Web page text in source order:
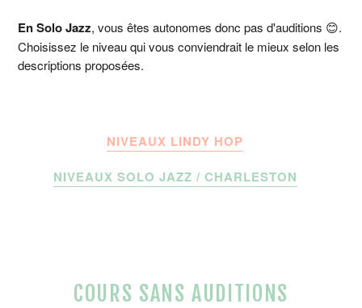
En Solo Jazz, vous êtes autonomes donc pas d'auditions 😊.
Choisissez le niveau qui vous conviendrait le mieux selon les
descriptions proposées.
NIVEAUX LINDY HOP
NIVEAUX SOLO JAZZ / CHARLESTON
COURS SANS AUDITIONS